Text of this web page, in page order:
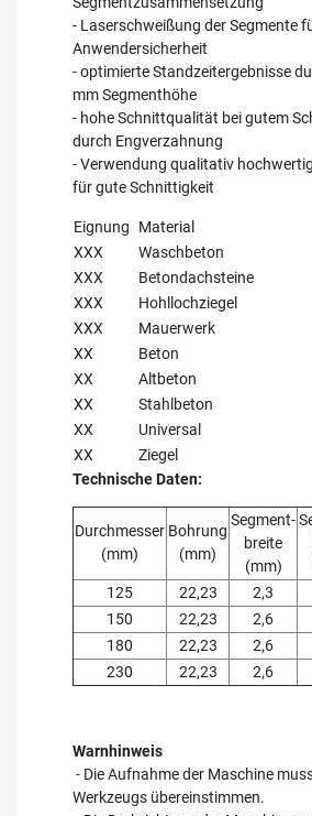
- Laserschweißung der Segmente
Anwendersicherheit
- optimierte Standzeitergebnisse
mm Segmenthöhe
- hohe Schnittqualität bei gutem
durch Engverzahnung
- Verwendung qualitativ
für gute Schnittigkeit
Eignung
Material
XXX
Waschbeton
XXX
Betondachsteine
XXX
Hohllochziegel
XXX
Mauerwerk
XX
Beton
XX
Altbeton
XX
Stahlbeton
XX
Universal
XX
Ziegel
Technische Daten:
Durchmesser
(mm)
Bohrung
(mm)
Segment-
breite
(mm)
125
22,23 2,3
150
22,23 2,6
180
22,23 2,6
230
22,23 2,6
Warnhinweis
- Die Aufnahme der Maschine
Werkzeugs übereinstimmen.